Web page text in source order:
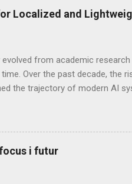
bateries
dels francesos Gaston
ja s'utilitzava en el transport.
Localized and
evolved from academic
Over the past decade, the
the trajectory of modern AI
are typically massive,
operate effectively. This
distributed, high-power
microservices principles,
i futur